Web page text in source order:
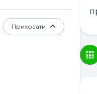
Приховати